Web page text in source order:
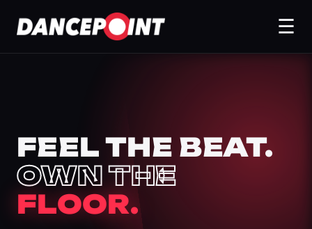
☰
FEEL THE BEAT.
OWN THE
FLOOR.